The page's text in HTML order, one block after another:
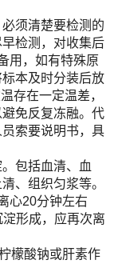
须清楚要检测的
检测，对收集后
用，如有特殊原
本及时分装后放
存在一定温差，
免反复冻融。代
索要说明书，具
包括血清、血
、组织匀浆等。
心20分钟左右
淀形成，应再次离
檬酸钠或肝素作